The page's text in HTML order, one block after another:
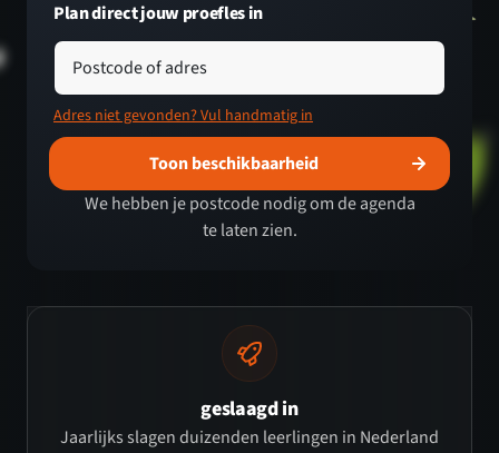
Plan direct jouw proefles in
Postcode of adres
Adres niet gevonden? Vul handmatig in
Toon beschikbaarheid
We hebben je postcode nodig om de agenda
te laten zien.
geslaagd in
Jaarlijks slagen duizenden leerlingen in Nederland